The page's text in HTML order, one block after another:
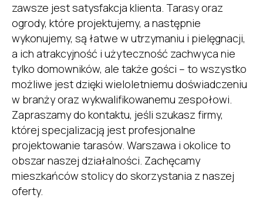
zawsze jest satysfakcja klienta. Tarasy oraz
ogrody, które projektujemy, a następnie
wykonujemy, są łatwe w utrzymaniu i pielęgnacji,
a ich atrakcyjność i użyteczność zachwyca nie
tylko domowników, ale także gości – to wszystko
możliwe jest dzięki wieloletniemu doświadczeniu
w branży oraz wykwalifikowanemu zespołowi.
Zapraszamy do kontaktu, jeśli szukasz firmy,
której specjalizacją jest profesjonalne
projektowanie tarasów. Warszawa i okolice to
obszar naszej działalności. Zachęcamy
mieszkańców stolicy do skorzystania z naszej
oferty.